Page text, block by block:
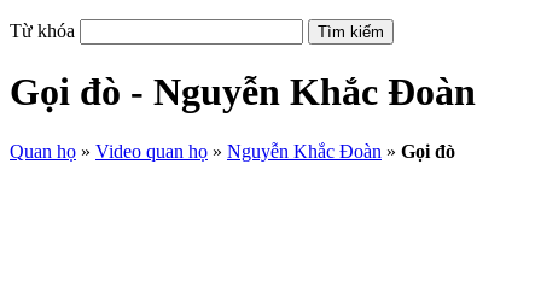
Từ khóa
Gọi đò - Nguyễn Khắc Đoàn
Quan họ » Video quan họ » Nguyễn Khắc Đoàn » Gọi đò